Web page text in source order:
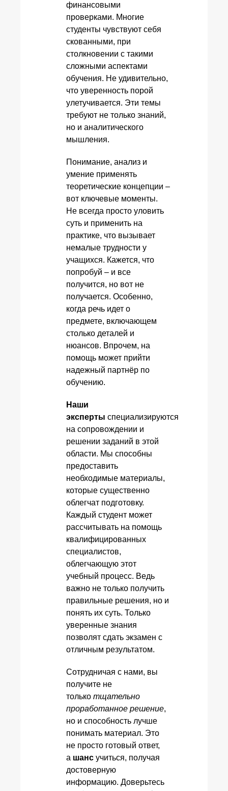
финансовыми
проверками. Многие
студенты чувствуют себя
скованными, при
столкновении с такими
сложными аспектами
обучения. Не удивительно,
что уверенность порой
улетучивается. Эти темы
требуют не только знаний,
но и аналитического
мышления.
Понимание, анализ и
умение применять
теоретические концепции –
вот ключевые моменты.
Не всегда просто уловить
суть и применить на
практике, что вызывает
немалые трудности у
учащихся. Кажется, что
попробуй – и все
получится, но вот не
получается. Особенно,
когда речь идет о
предмете, включающем
столько деталей и
нюансов. Впрочем, на
помощь может прийти
надежный партнёр по
обучению.
Наши
эксперты специализируются
на сопровождении и
решении заданий в этой
области. Мы способны
предоставить
необходимые материалы,
которые существенно
облегчат подготовку.
Каждый студент может
рассчитывать на помощь
квалифицированных
специалистов,
облегчающую этот
учебный процесс. Ведь
важно не только получить
правильные решения, но и
понять их суть. Только
уверенные знания
позволят сдать экзамен с
отличным результатом.
Сотрудничая с нами, вы
получите не
только тщательно
проработанное решение,
но и способность лучше
понимать материал. Это
не просто готовый ответ,
а шанс учиться, получая
достоверную
информацию. Доверьтесь